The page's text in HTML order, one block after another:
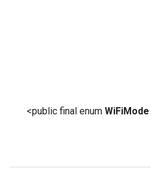
public final enum WiFiMode
>